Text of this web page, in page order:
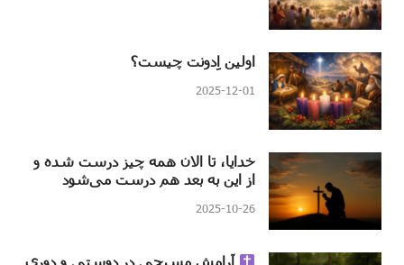
اولین اِدونت چیست؟
2025-12-01
خدایا، تا الان همه چیز درست شده و
از این به بعد هم درست می‌شود
2025-10-26
آرامش مسیحی در دوستی و دوری